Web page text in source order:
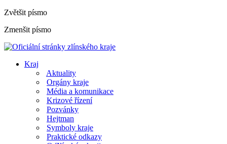
Zvětšit písmo
Zmenšit písmo
Kraj
Aktuality
Orgány kraje
Média a komunikace
Krizové řízení
Pozvánky
Hejtman
Symboly kraje
Praktické odkazy